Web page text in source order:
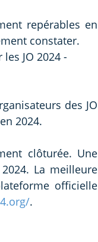
constater.
JO 2024 -
des JO
2024.
clôturée. Une
La meilleure
officielle
.